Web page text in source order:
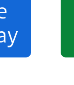
と。